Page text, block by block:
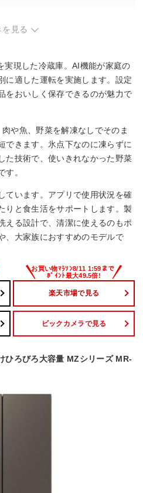
を見る
現した冷蔵庫。AI機能が家庭の
に適した運転を実施します。設定
をおいしく保存できるのが魅力で
や魚、野菜を解凍なしでそのま
できます。氷点下なのに凍らずに
た技術で、使いきれなかった野菜
す。
ています。アプリで使用状況を確
りと食生活をサポートします。製
える設計で、清潔に使えるのもポ
、大家族におすすめのモデルで
楽天市場で見る
ビックカメラで見る
ひろびろ大容量 MZシリーズ MR-